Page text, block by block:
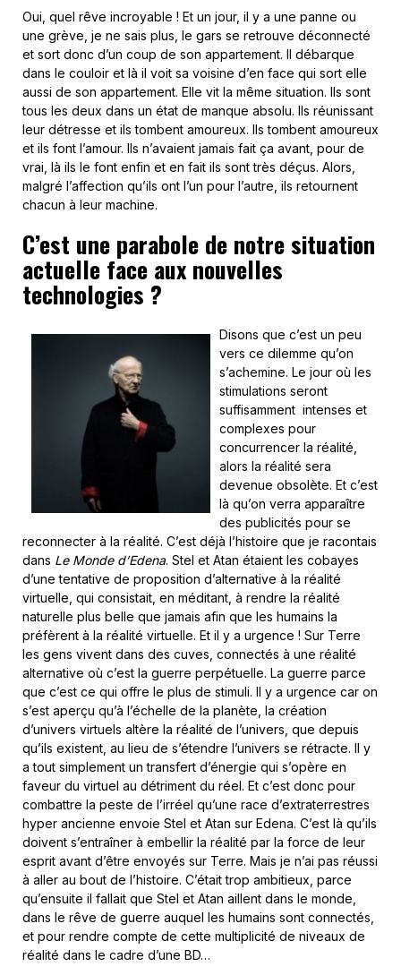
Oui, quel rêve incroyable ! Et un jour, il y a une panne ou
une grève, je ne sais plus, le gars se retrouve déconnecté
et sort donc d’un coup de son appartement. Il débarque
dans le couloir et là il voit sa voisine d’en face qui sort elle
aussi de son appartement. Elle vit la même situation. Ils sont
tous les deux dans un état de manque absolu. Ils réunissant
leur détresse et ils tombent amoureux. Ils tombent amoureux
et ils font l’amour. Ils n’avaient jamais fait ça avant, pour de
vrai, là ils le font enfin et en fait ils sont très déçus. Alors,
malgré l’affection qu’ils ont l’un pour l’autre, ils retournent
chacun à leur machine.
C’est une parabole de notre situation
actuelle face aux nouvelles
technologies ?
Disons que c’est un peu
vers ce dilemme qu’on
s’achemine. Le jour où les
stimulations seront
suffisamment intenses et
complexes pour
concurrencer la réalité,
alors la réalité sera
devenue obsolète. Et c’est
là qu’on verra apparaître
des publicités pour se
reconnecter à la réalité. C’est déjà l’histoire que je racontais
dans Le Monde d’Edena. Stel et Atan étaient les cobayes
d’une tentative de proposition d’alternative à la réalité
virtuelle, qui consistait, en méditant, à rendre la réalité
naturelle plus belle que jamais afin que les humains la
préfèrent à la réalité virtuelle. Et il y a urgence ! Sur Terre
les gens vivent dans des cuves, connectés à une réalité
alternative où c’est la guerre perpétuelle. La guerre parce
que c’est ce qui offre le plus de stimuli. Il y a urgence car on
s’est aperçu qu’à l’échelle de la planète, la création
d’univers virtuels altère la réalité de l’univers, que depuis
qu’ils existent, au lieu de s’étendre l’univers se rétracte. Il y
a tout simplement un transfert d’énergie qui s’opère en
faveur du virtuel au détriment du réel. Et c’est donc pour
combattre la peste de l’irréel qu’une race d’extraterrestres
hyper ancienne envoie Stel et Atan sur Edena. C’est là qu’ils
doivent s’entraîner à embellir la réalité par la force de leur
esprit avant d’être envoyés sur Terre. Mais je n’ai pas réussi
à aller au bout de l’histoire. C’était trop ambitieux, parce
qu’ensuite il fallait que Stel et Atan aillent dans le monde,
dans le rêve de guerre auquel les humains sont connectés,
et pour rendre compte de cette multiplicité de niveaux de
réalité dans le cadre d’une BD…